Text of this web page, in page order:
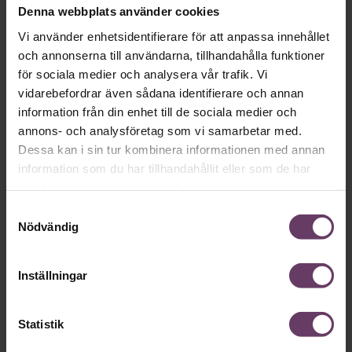
Denna webbplats använder cookies
Vi använder enhetsidentifierare för att anpassa innehållet
och annonserna till användarna, tillhandahålla funktioner
för sociala medier och analysera vår trafik. Vi
vidarebefordrar även sådana identifierare och annan
information från din enhet till de sociala medier och
annons- och analysföretag som vi samarbetar med.
Dessa kan i sin tur kombinera informationen med annan
information som du har tillhandahållit eller som de har
Nödvändig
Inställningar
Statistik
Hållbarhet
Azita Shariati: 9 ögonblick som gjorde
min karriär
Hon är hyllad för sitt mångfaldsarbete, flerfaldigt prisad och
utnämnd till Sveriges mäktigaste näringslivskvinna. Men
resan hit har varit långt ifrån enkel. Chef fick en exklusiv
intervju med Sodexos vd Azita Shariati inför bok­släppet av
biografin och ledarskaps­boken Hela bilden nu.
Azita Shariati om mångfald: ”Det som